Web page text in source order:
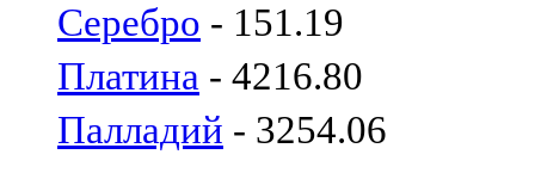
Серебро - 151.19
Платина - 4216.80
Палладий - 3254.06